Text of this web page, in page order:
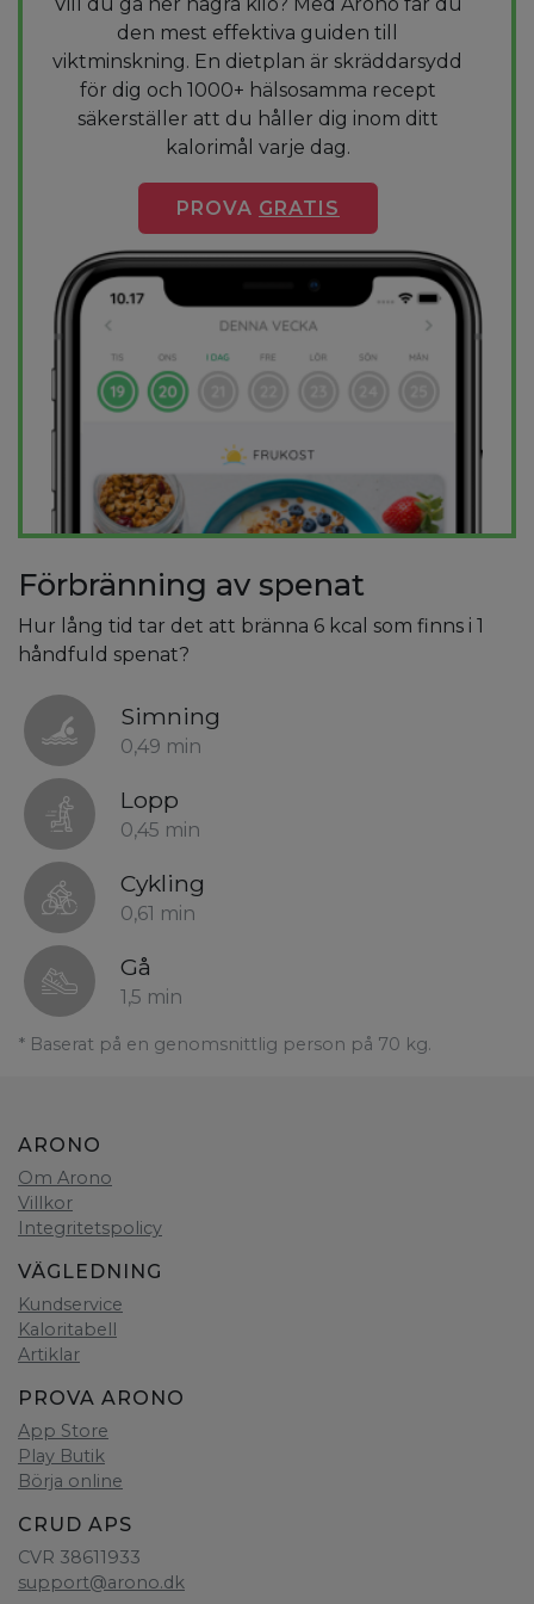
den mest effektiva guiden till
viktminskning. En dietplan är skräddarsydd
för dig och 1000+ hälsosamma recept
säkerställer att du håller dig inom ditt
kalorimål varje dag.
PROVA GRATIS
Förbränning av spenat
Hur lång tid tar det att bränna 6 kcal som finns i 1
håndfuld spenat?
Simning
0,49 min
Lopp
0,45 min
Cykling
0,61 min
Gå
1,5 min
* Baserat på en genomsnittlig person på 70 kg.
ARONO
Om Arono
Villkor
Integritetspolicy
VÄGLEDNING
Kundservice
Kaloritabell
Artiklar
PROVA ARONO
App Store
Play Butik
Börja online
CRUD APS
CVR 38611933
support@arono.dk